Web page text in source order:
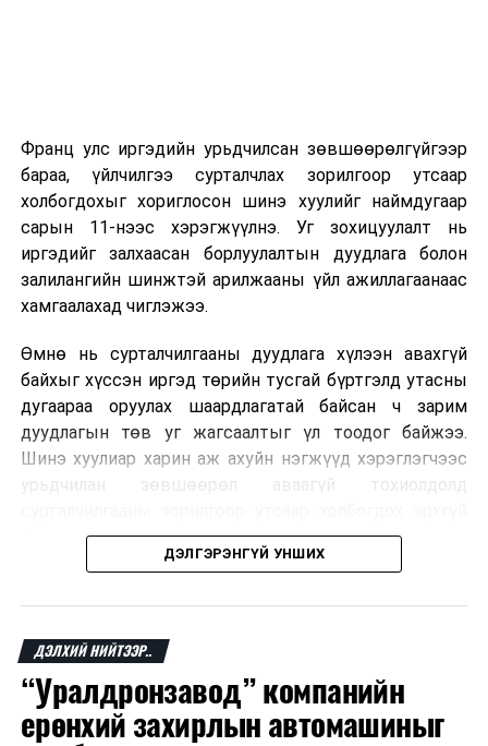
Франц улс иргэдийн урьдчилсан зөвшөөрөлгүйгээр
бараа, үйлчилгээ сурталчлах зорилгоор утсаар
холбогдохыг хориглосон шинэ хуулийг наймдугаар
сарын 11-нээс хэрэгжүүлнэ. Уг зохицуулалт нь
иргэдийг залхаасан борлуулалтын дуудлага болон
залилангийн шинжтэй арилжааны үйл ажиллагаанаас
хамгаалахад чиглэжээ.
Өмнө нь сурталчилгааны дуудлага хүлээн авахгүй
байхыг хүссэн иргэд төрийн тусгай бүртгэлд утасны
дугаараа оруулах шаардлагатай байсан ч зарим
дуудлагын төв уг жагсаалтыг үл тоодог байжээ.
Шинэ хуулиар харин аж ахуйн нэгжүүд хэрэглэгчээс
урьдчилан зөвшөөрөл аваагүй тохиолдолд
болно. Иргэн өгсөн зөвшөөрлөө хүссэн үедээ цуцлах
Францын эрх баригчдын тооцоолсноор тус улсын
иргэдийн дөрөвний гурав орчим нь долоо хоног бүр
дор хаяж нэг удаа хүсээгүй сурталчилгааны дуудлага
хүлээн авдаг бөгөөд олон хүн үүнээс ч олон
дуудлагад өртдөг байна. Хэрэглэгчийн эрхийг
ДЭЛГЭРЭНГҮЙ УНШИХ
ДЭЛХИЙ НИЙТЭЭР..
“Уралдронзавод” компанийн
ерөнхий захирлын автомашиныг